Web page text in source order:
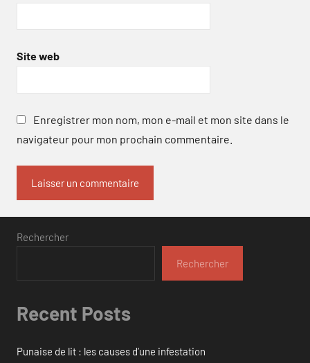
Site web
Enregistrer mon nom, mon e-mail et mon site dans le
navigateur pour mon prochain commentaire.
Rechercher
Rechercher
Recent Posts
Punaise de lit : les causes d’une infestation